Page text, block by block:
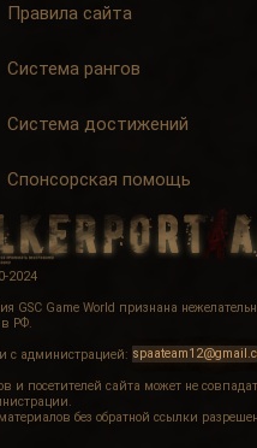
Правила сайта
Система рангов
Система достижений
Спонсорская помощь
2024
GSC Game World признана
РФ.
с администрацией:
и посетителей сайта может не
без обратной ссылки